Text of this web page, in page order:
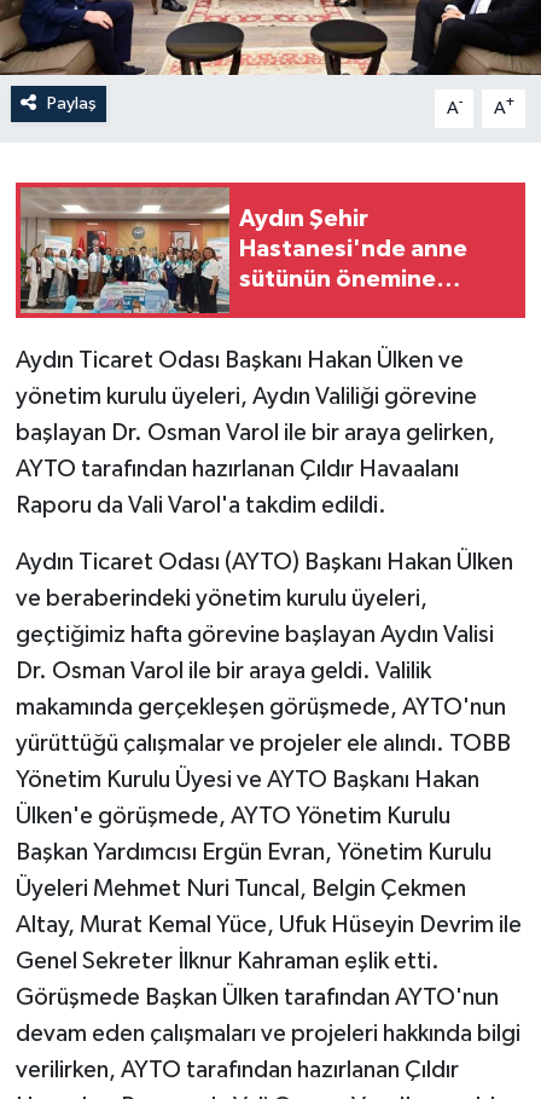
Paylaş A- A+
Aydın Şehir
Hastanesi'nde anne
sütünün önemine
Aydın Ticaret Odası Başkanı Hakan Ülken ve
yönetim kurulu üyeleri, Aydın Valiliği görevine
başlayan Dr. Osman Varol ile bir araya gelirken,
AYTO tarafından hazırlanan Çıldır Havaalanı
Raporu da Vali Varol'a takdim edildi.
Aydın Ticaret Odası (AYTO) Başkanı Hakan Ülken
ve beraberindeki yönetim kurulu üyeleri,
geçtiğimiz hafta görevine başlayan Aydın Valisi
Dr. Osman Varol ile bir araya geldi. Valilik
makamında gerçekleşen görüşmede, AYTO'nun
yürüttüğü çalışmalar ve projeler ele alındı. TOBB
Yönetim Kurulu Üyesi ve AYTO Başkanı Hakan
Ülken'e görüşmede, AYTO Yönetim Kurulu
Başkan Yardımcısı Ergün Evran, Yönetim Kurulu
Üyeleri Mehmet Nuri Tuncal, Belgin Çekmen
Altay, Murat Kemal Yüce, Ufuk Hüseyin Devrim ile
Genel Sekreter İlknur Kahraman eşlik etti.
Görüşmede Başkan Ülken tarafından AYTO'nun
devam eden çalışmaları ve projeleri hakkında bilgi
verilirken, AYTO tarafından hazırlanan Çıldır